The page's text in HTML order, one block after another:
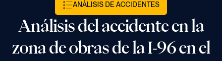
Resultados
ANÁLISIS DE ACCIDENTES
Análisis del accidente en la
zona de obras de la I-96 en el